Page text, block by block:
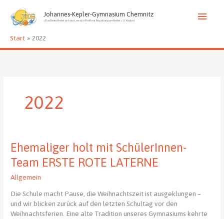
Inhalt
springen
Johannes-Kepler-Gymnasium Chemnitz
»Das Beste findet sich dort, wo sich Fleiß mit Begabung verbindet.« (J. Kepler)
Start 2022
2022
Ehemaliger holt mit SchülerInnen-
Team ERSTE ROTE LATERNE
Allgemein
Die Schule macht Pause, die Weihnachtszeit ist ausgeklungen –
und wir blicken zurück auf den letzten Schultag vor den
Weihnachtsferien. Eine alte Tradition unseres Gymnasiums kehrte